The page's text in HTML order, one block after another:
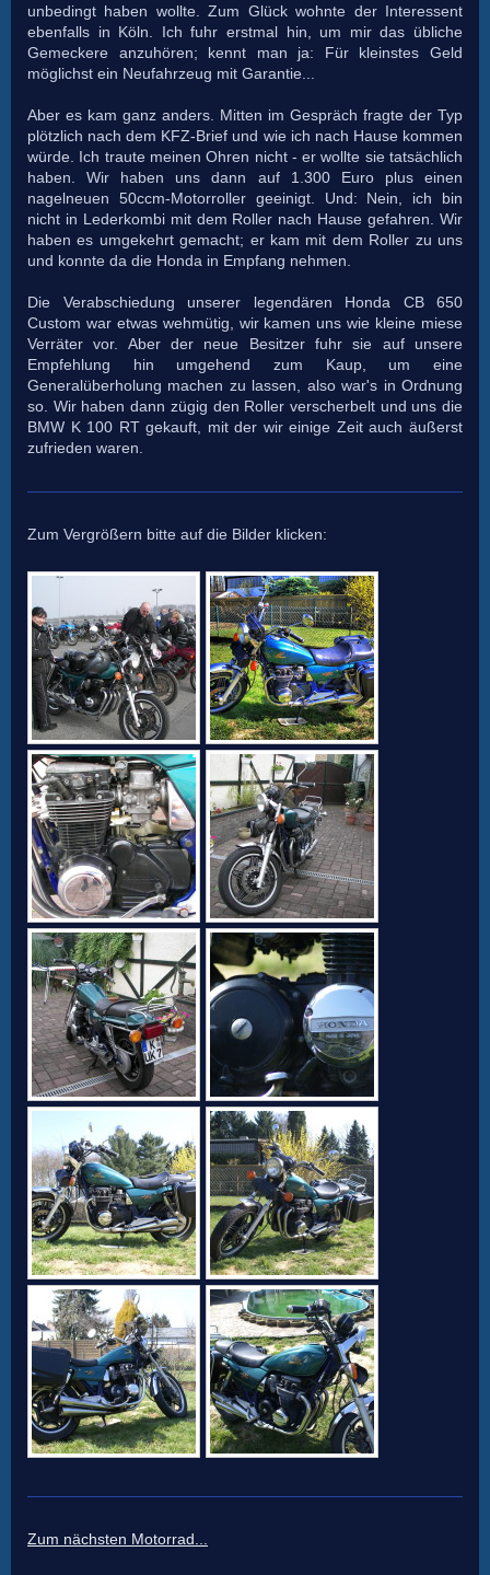
unbedingt haben wollte. Zum Glück wohnte der Interessent
ebenfalls in Köln. Ich fuhr erstmal hin, um mir das übliche
Gemeckere anzuhören; kennt man ja: Für kleinstes Geld
möglichst ein Neufahrzeug mit Garantie...
Aber es kam ganz anders. Mitten im Gespräch fragte der Typ
plötzlich nach dem KFZ-Brief und wie ich nach Hause kommen
würde. Ich traute meinen Ohren nicht - er wollte sie tatsächlich
haben. Wir haben uns dann auf 1.300 Euro plus einen
nagelneuen 50ccm-Motorroller geeinigt. Und: Nein, ich bin
nicht in Lederkombi mit dem Roller nach Hause gefahren. Wir
haben es umgekehrt gemacht; er kam mit dem Roller zu uns
und konnte da die Honda in Empfang nehmen.
Die Verabschiedung unserer legendären Honda CB 650
Custom war etwas wehmütig, wir kamen uns wie kleine miese
Verräter vor. Aber der neue Besitzer fuhr sie auf unsere
Empfehlung hin umgehend zum Kaup, um eine
Generalüberholung machen zu lassen, also war's in Ordnung
so. Wir haben dann zügig den Roller verscherbelt und uns die
BMW K 100 RT gekauft, mit der wir einige Zeit auch äußerst
zufrieden waren.
Zum Vergrößern bitte auf die Bilder klicken:
Zum nächsten Motorrad...